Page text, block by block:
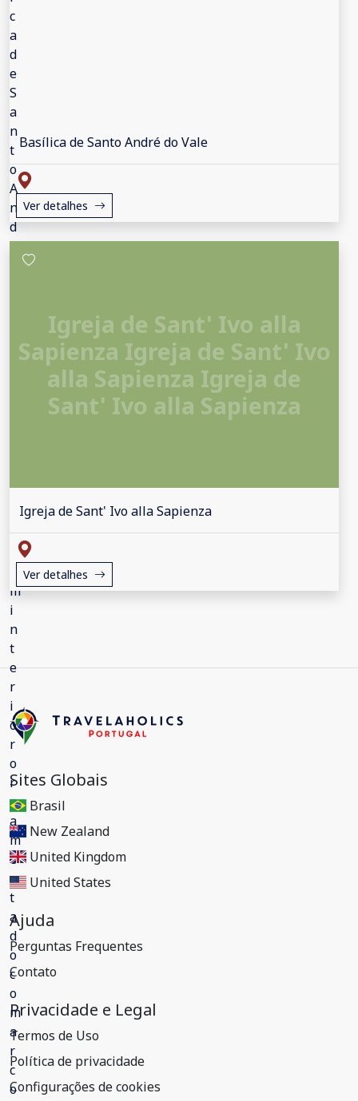
Basílica de Santo André do Vale
Ver detalhes
Igreja de Sant' Ivo alla
Sapienza Igreja de Sant' Ivo
alla Sapienza Igreja de
Sant' Ivo alla Sapienza
Igreja de Sant' Ivo alla Sapienza
Ver detalhes
Sites Globais
Brasil
New Zealand
United Kingdom
United States
Ajuda
Perguntas Frequentes
Contato
Privacidade e Legal
Termos de Uso
Política de privacidade
Configurações de cookies